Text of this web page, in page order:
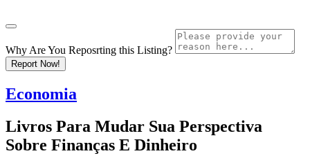
Why Are You Reposrting this Listing?
Report Now!
Economia
Livros Para Mudar Sua Perspectiva
Sobre Finanças E Dinheiro